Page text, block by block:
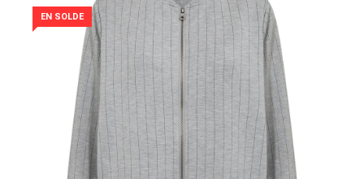
EN SOLDE